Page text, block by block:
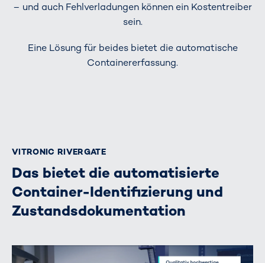
– und auch Fehlverladungen können ein Kostentreiber
sein.
Eine Lösung für beides bietet die automatische
Containererfassung.
VITRONIC RIVERGATE
Das bietet die automatisierte
Container-Identifizierung und
Zustandsdokumentation